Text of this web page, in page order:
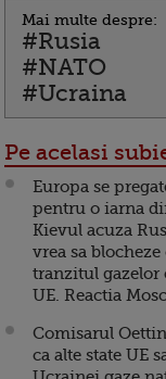
Mai multe despre:
#Rusia
#NATO
#Ucraina
Pe acelasi
Europa se
pentru o iarna
Kievul acuza
vrea sa
tranzitul gazelor
UE. Reactia
Comisarul
ca alte state UE